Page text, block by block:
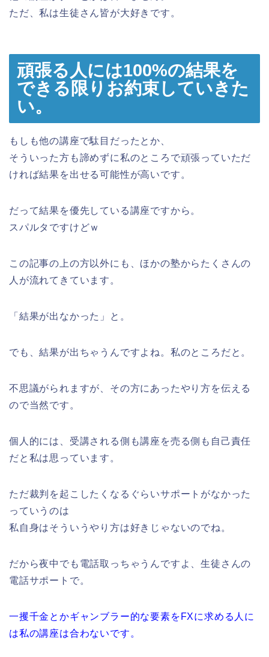
ただ、私は生徒さん皆が大好きです。
頑張る人には100%の結果を
できる限り お約束していきた
い。
もしも他の講座で駄目だったとか、
そういった方も諦めずに私のところで頑張っていただ
ければ結果を出せる可能性が高いです。
だって結果を優先している講座ですから。
スパルタですけどｗ
この記事の上の方以外にも、ほかの塾からたくさんの
人が流れてきています。
「結果が出なかった」と。
でも、結果が出ちゃうんですよね。私のところだと。
不思議がられますが、その方にあったやり方を伝える
ので当然です。
個人的には、受講される側も講座を売る側も自己責任
だと私は思っています。
ただ裁判を起こしたくなるぐらいサポートがなかった
っていうのは
私自身はそういうやり方は好きじゃないのでね。
だから夜中でも電話取っちゃうんですよ、生徒さんの
電話サポートで。
一攫千金とかギャンブラー的な要素をFXに求める人に
は私の講座は合わないです。